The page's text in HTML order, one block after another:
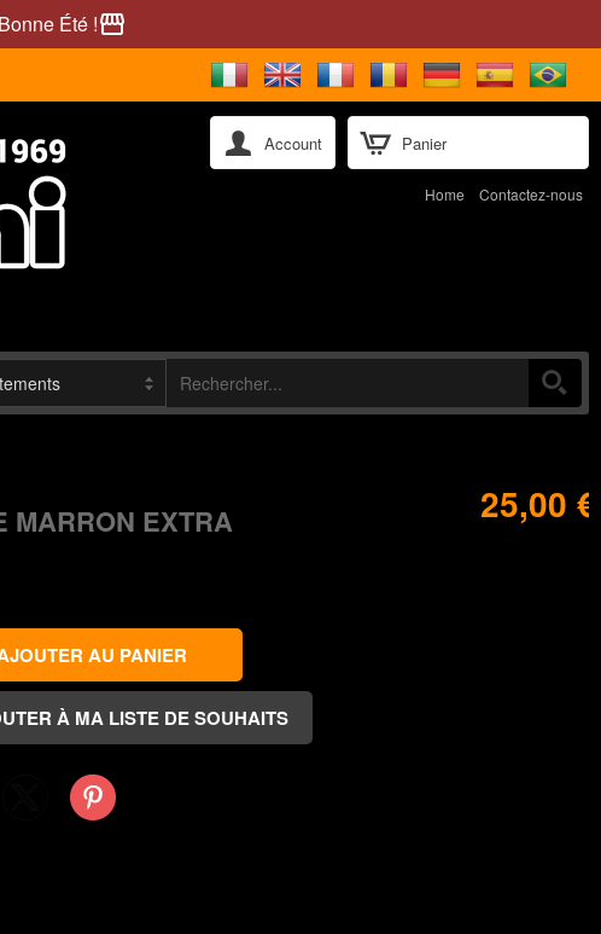
Été !storefront
Panier
Account
Home Contactez-nous
MARRON EXTRA
25,00 €
Pinterest